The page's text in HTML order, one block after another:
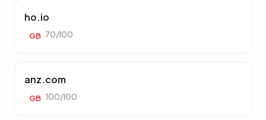
ho.io
GB 70/100
anz.com
GB 100/100